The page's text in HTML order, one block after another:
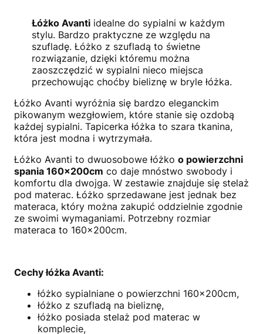
Łóżko Avanti idealne do sypialni w każdym
stylu. Bardzo praktyczne ze względu na
szufladę. Łóżko z szufladą to świetne
rozwiązanie, dzięki któremu można
zaoszczędzić w sypialni nieco miejsca
przechowując choćby bieliznę w bryle łóżka.
Łóżko Avanti wyróżnia się bardzo eleganckim
pikowanym wezgłowiem, które stanie się ozdobą
każdej sypialni. Tapicerka łóżka to szara tkanina,
która jest modna i wytrzymała.
Łóżko Avanti to dwuosobowe łóżko o powierzchni
spania 160x200cm co daje mnóstwo swobody i
komfortu dla dwojga. W zestawie znajduje się stelaż
pod materac. Łóżko sprzedawane jest jednak bez
materaca, który można zakupić oddzielnie zgodnie
ze swoimi wymaganiami. Potrzebny rozmiar
materaca to 160x200cm.
Cechy łóżka Avanti:
łóżko sypialniane o powierzchni 160x200cm,
łóżko z szufladą na bieliznę,
łóżko posiada stelaż pod materac w
komplecie,